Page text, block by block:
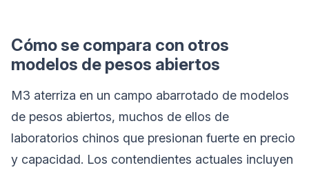
Cómo se compara con otros
modelos de pesos abiertos
M3 aterriza en un campo abarrotado de modelos
de pesos abiertos, muchos de ellos de
laboratorios chinos que presionan fuerte en precio
y capacidad. Los contendientes actuales incluyen